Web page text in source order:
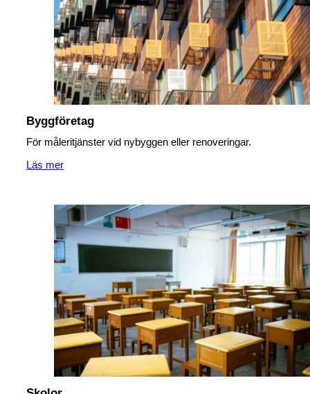
Byggföretag
För måleritjänster vid nybyggen eller renoveringar.
Läs mer